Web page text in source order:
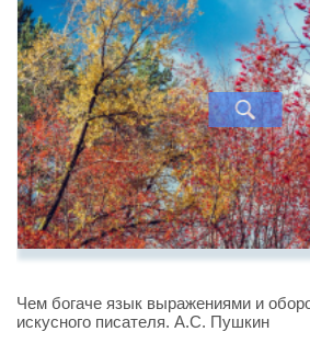
Чем богаче язык выражениями и
искусного писателя. А.С. Пушкин